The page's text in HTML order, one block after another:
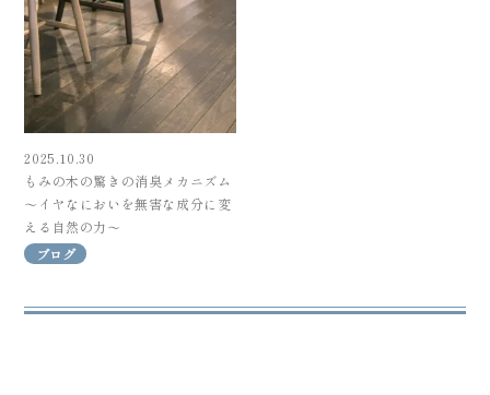
2025.10.30
もみの木の驚きの消臭メカニズム
～イヤなにおいを無害な成分に変
える自然の力～
ブログ